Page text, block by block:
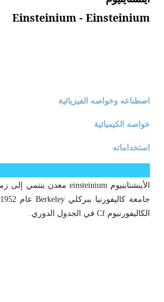
Einsteinium - Einsteinium
اصطناعه وخواصه الفيزيائية
خواصه الكيميائية
استخداماته
الكاليفورنيوم Cf في الجدول الدوري.